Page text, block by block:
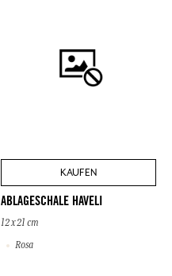
KAUFEN
ABLAGESCHALE HAVELI
12 x 21 cm
Rosa